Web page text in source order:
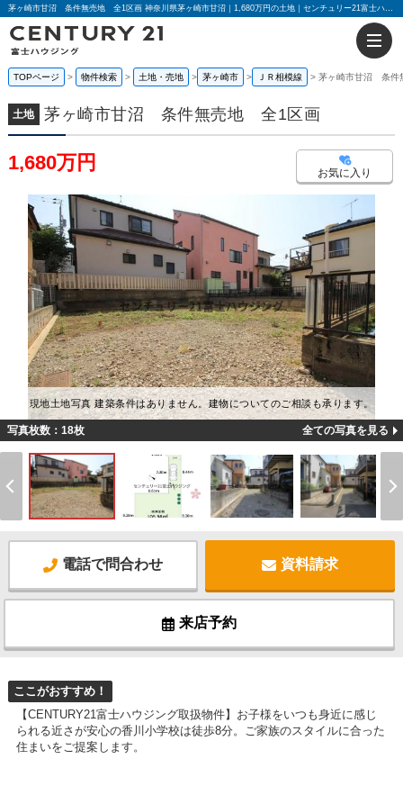
茅ヶ崎市甘沼 条件無売地 全1区画 神奈川県茅ヶ崎市甘沼｜1,680万円の土地｜センチュリー21富士ハウジング
TOPページ 物件検索 土地・売地 茅ヶ崎市 ＪＲ相模線 茅ヶ崎市甘沼 条件
土地 茅ヶ崎市甘沼 条件無売地 全1区画
1,680万円 お気に入り
現地土地写真 建築条件はありません。建物についてのご相談も承ります。
写真枚数：18枚 全ての写真を見る
電話で問合わせ 資料請求
来店予約
ここがおすすめ！
【CENTURY21富士ハウジング取扱物件】お子様をいつも身近に感じ
られる近さが安心の香川小学校は徒歩8分。ご家族のスタイルに合った
住まいをご提案します。